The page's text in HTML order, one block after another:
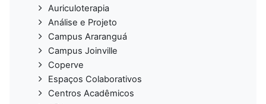
Auriculoterapia
Análise e Projeto
Campus Araranguá
Campus Joinville
Coperve
Espaços Colaborativos
Centros Acadêmicos